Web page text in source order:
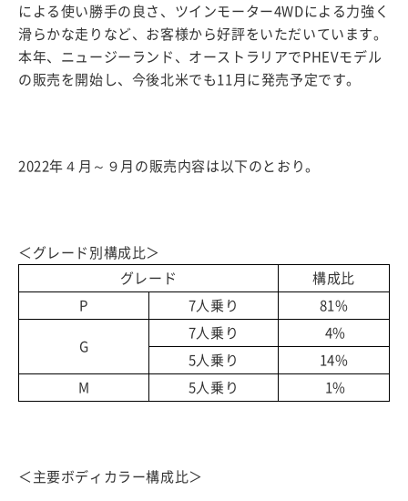
による使い勝手の良さ、ツインモーター4WDによる力強く
滑らかな走りなど、お客様から好評をいただいています。
本年、ニュージーランド、オーストラリアでPHEVモデル
の販売を開始し、今後北米でも11月に発売予定です。
2022年４月～９月の販売内容は以下のとおり。
＜グレード別構成比＞
グレード
構成比
P
7人乗り 81%
G
7人乗り
4%
5人乗り
14%
M
5人乗り 1%
＜主要ボディカラー構成比＞